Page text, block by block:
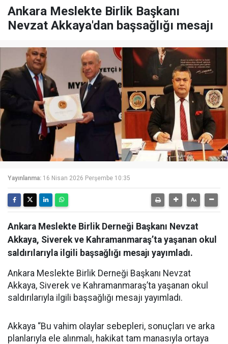
Ankara Meslekte Birlik Başkanı
Nevzat Akkaya'dan başsağlığı mesajı
Yayınlanma: 16 Nisan 2026 Perşembe 10:35
Ankara Meslekte Birlik Derneği Başkanı Nevzat
Akkaya, Siverek ve Kahramanmaraş’ta yaşanan okul
saldırılarıyla ilgili başsağlığı mesajı yayımladı.
Ankara Meslekte Birlik Derneği Başkanı Nevzat
Akkaya, Siverek ve Kahramanmaraş’ta yaşanan okul
saldırılarıyla ilgili başsağlığı mesajı yayımladı.
Akkaya “Bu vahim olaylar sebepleri, sonuçları ve arka
planlarıyla ele alınmalı, hakikat tam manasıyla ortaya